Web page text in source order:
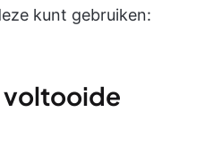
kunt gebruiken:
voltooide